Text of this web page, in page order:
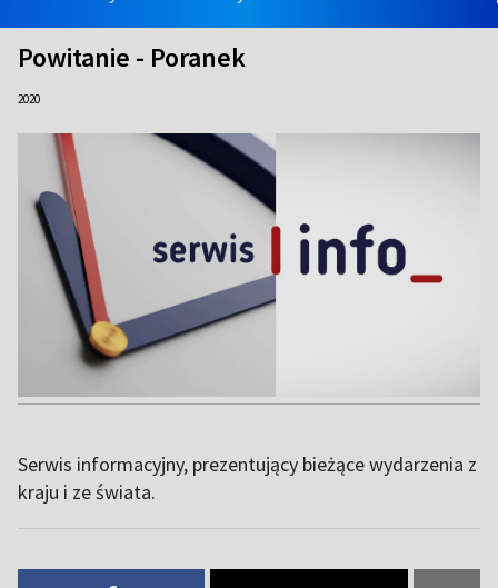
Powitanie - Poranek
2020
Serwis informacyjny, prezentujący bieżące wydarzenia z
kraju i ze świata.